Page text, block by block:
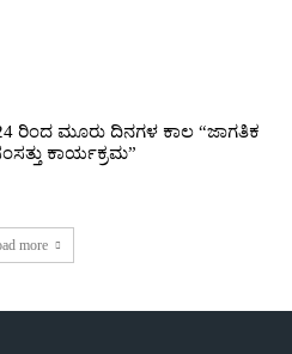
ರಿಂದ ಮೂರು ದಿನಗಳ ಕಾಲ “ಜಾಗತಿಕ
ಕಾರ್ಯಕ್ರಮ”
more